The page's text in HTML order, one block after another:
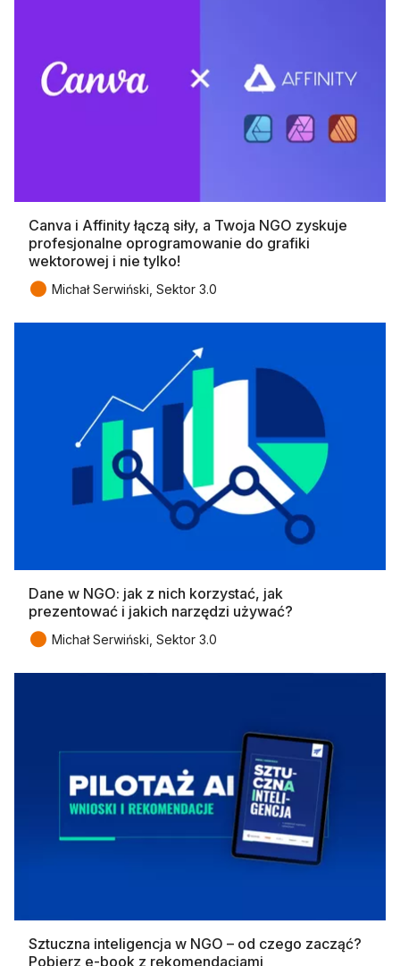
Canva i Affinity łączą siły, a Twoja NGO zyskuje
profesjonalne oprogramowanie do grafiki
wektorowej i nie tylko!
● Michał Serwiński, Sektor 3.0
Dane w NGO: jak z nich korzystać, jak
prezentować i jakich narzędzi używać?
● Michał Serwiński, Sektor 3.0
Sztuczna inteligencja w NGO – od czego zacząć?
Pobierz e-book z rekomendacjami